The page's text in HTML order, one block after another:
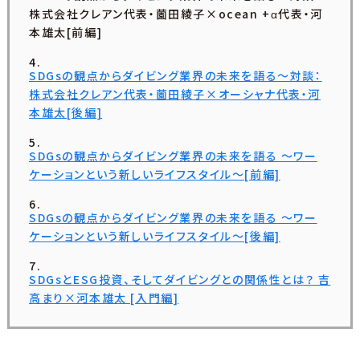
株式会社クレアン代表・薗田綾子×ocean +α代表・河
本雄太[前編]
SDGsの観点からダイビング業界の未来を語る〜対談：
株式会社クレアン代表・薗田綾子×オーシャナ代表・河
本雄太[後編]
SDGsの観点からダイビング業界の未来を語る 〜ワー
ケーションという新しいライフスタイル〜[前編]
SDGsの観点からダイビング業界の未来を語る 〜ワー
ケーションという新しいライフスタイル〜[後編]
SDGsとESG投資、そしてダイビングとの関係性とは？ 吉
高まり×河本雄太 [入門編]